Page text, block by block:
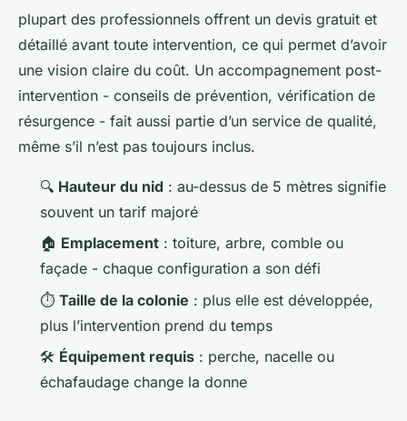
plupart des professionnels offrent un devis gratuit et
détaillé avant toute intervention, ce qui permet d’avoir
une vision claire du coût. Un accompagnement post-
intervention - conseils de prévention, vérification de
résurgence - fait aussi partie d’un service de qualité,
même s’il n’est pas toujours inclus.
🔍 Hauteur du nid : au-dessus de 5 mètres signifie
souvent un tarif majoré
🏠 Emplacement : toiture, arbre, comble ou
façade - chaque configuration a son défi
⏱️ Taille de la colonie : plus elle est développée,
plus l’intervention prend du temps
🛠️ Équipement requis : perche, nacelle ou
échafaudage change la donne